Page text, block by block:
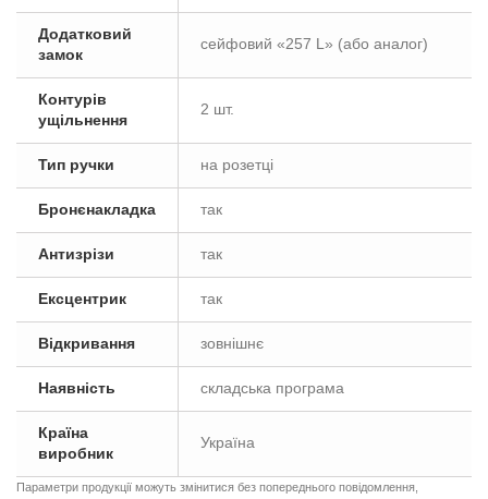
Додатковий
замок
сейфовий «257 L» (або аналог)
Контурів
ущільнення
2 шт.
Тип ручки на розетці
Бронєнакладка так
Антизрізи так
Ексцентрик так
Відкривання зовнішнє
Наявність складська програма
Країна
виробник
Україна
Параметри продукції можуть змінитися без попереднього повідомлення,